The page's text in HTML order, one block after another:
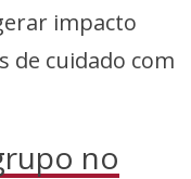
impacto
de cuidado com
no